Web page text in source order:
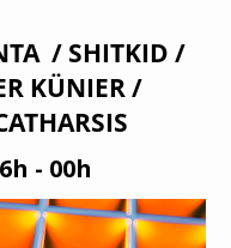
/ SHITKID /
KÜNIER /
- 00h